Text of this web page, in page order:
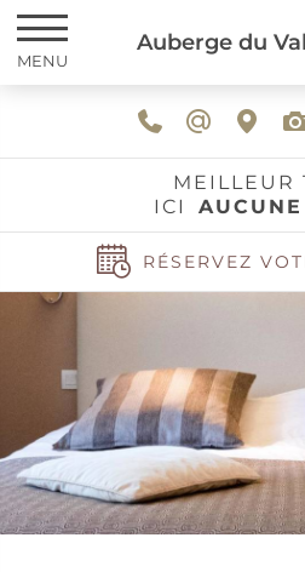
MENU
Auberge du
MEILLEUR
ICI
RÉSERVEZ